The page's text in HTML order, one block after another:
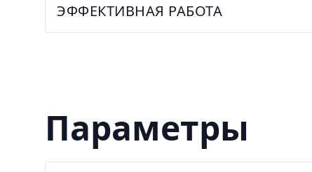
ЭФФЕКТИВНАЯ РАБОТА
Параметры